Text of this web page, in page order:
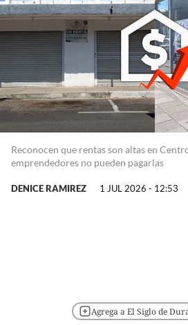
Reconocen que rentas son altas en
emprendedores no pueden pagarlas
DENICE RAMIREZ 1 JUL 2026 - 12:53
Agrega a El Siglo de